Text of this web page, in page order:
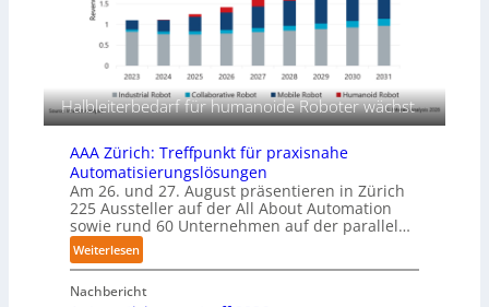
f
ü
r
T
a
u
c
h
r
o
c
h
n
e
n
p
e
r
o
Halbleiterbedarf für humanoide Roboter wächst
AAA Zürich: Treffpunkt für praxisnahe
Automatisierungslösungen
Am 26. und 27. August präsentieren in Zürich
225 Aussteller auf der All About Automation
sowie rund 60 Unternehmen auf der parallel…
Weiterlesen:
A
A
Nachbericht